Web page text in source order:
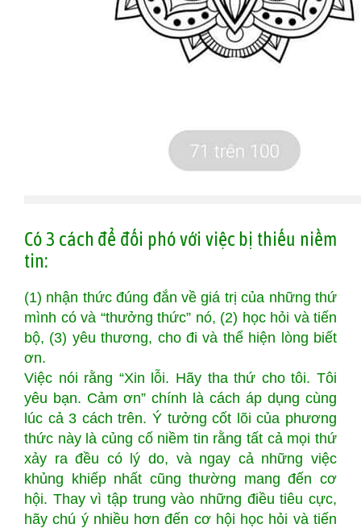
Có 3 cách để đối phó với việc bị thiếu niềm
tin:
(1) nhận thức đúng đắn về giá trị của những thứ
mình có và “thưởng thức” nó, (2) học hỏi và tiến
bộ, (3) yêu thương, cho đi và thể hiện lòng biết
ơn.
Việc nói rằng “Xin lỗi. Hãy tha thứ cho tôi. Tôi
yêu bạn. Cảm ơn” chính là cách áp dụng cùng
lúc cả 3 cách trên. Ý tưởng cốt lõi của phương
thức này là củng cố niềm tin rằng tất cả mọi thứ
xảy ra đều có lý do, và ngay cả những việc
khủng khiếp nhất cũng thường mang đến cơ
hội. Thay vì tập trung vào những điều tiêu cực,
hãy chú ý nhiều hơn đến cơ hội học hỏi và tiến